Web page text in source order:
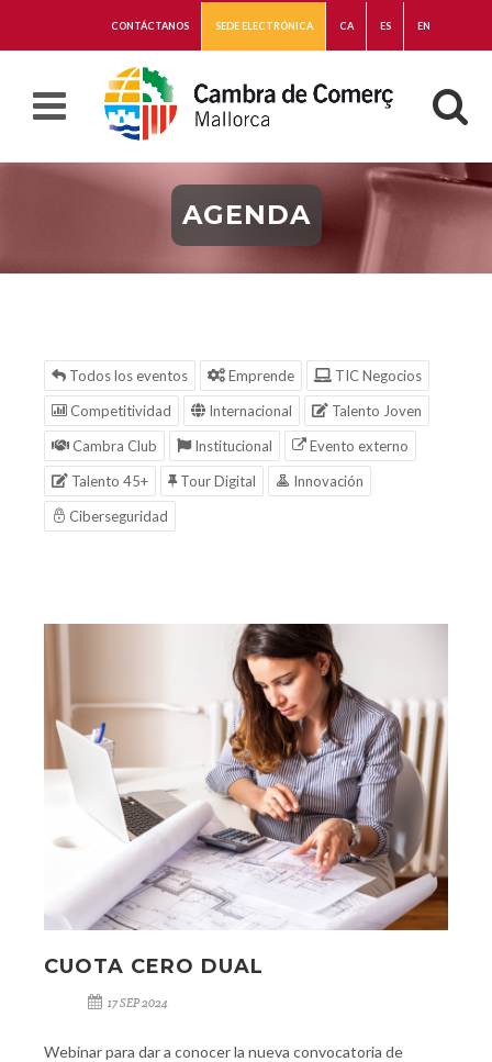
CONTÁCTANOS SEDE ELECTRÓNICA CA ES EN
AGENDA
Todos los eventos Emprende
TIC Negocios
Competitividad
Internacional
Talento Joven
Cambra Club
Institucional
Evento externo
Talento 45+
Tour Digital
Innovación
Ciberseguridad
CUOTA CERO DUAL
17 SEP 2024
Webinar para dar a conocer la nueva convocatoria de